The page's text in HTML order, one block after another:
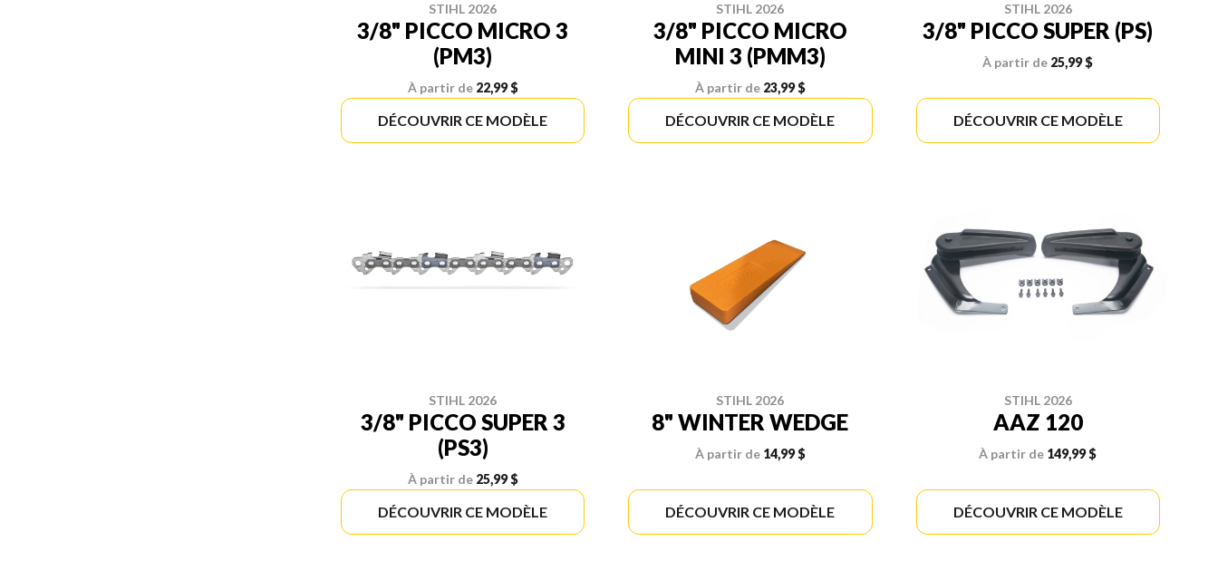
STIHL 2026
3/8" PICCO MICRO 3
(PM3)
À partir de 22,99 $
DÉCOUVRIR CE MODÈLE
STIHL 2026
3/8" PICCO MICRO
MINI 3 (PMM3)
À partir de 23,99 $
DÉCOUVRIR CE MODÈLE
STIHL 2026
3/8" PICCO SUPER (PS)
À partir de 25,99 $
DÉCOUVRIR CE MODÈLE
STIHL 2026
3/8" PICCO SUPER 3
(PS3)
À partir de 25,99 $
DÉCOUVRIR CE MODÈLE
STIHL 2026
8" WINTER WEDGE
À partir de 14,99 $
DÉCOUVRIR CE MODÈLE
STIHL 2026
AAZ 120
À partir de 149,99 $
DÉCOUVRIR CE MODÈLE